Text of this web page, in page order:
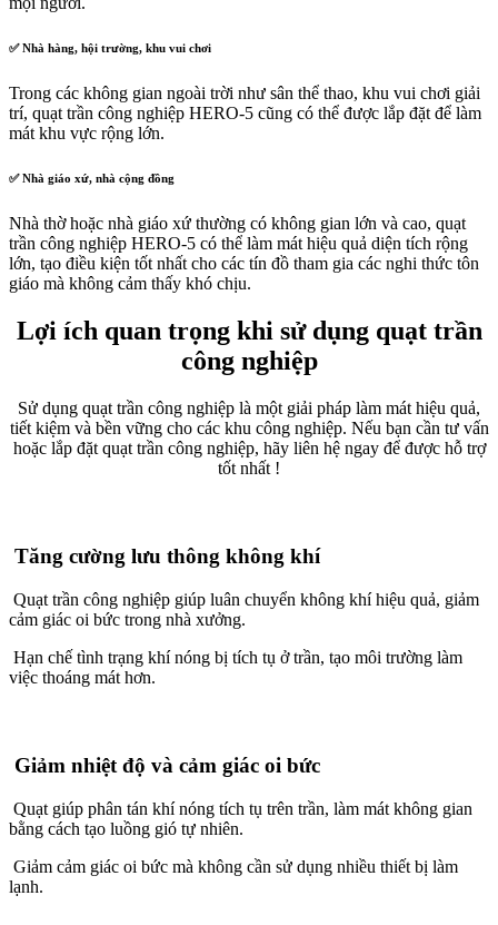
✅ Nhà hàng, hội trường, khu vui chơi
Trong các không gian ngoài trời như sân thể thao, khu vui chơi giải
trí, quạt trần công nghiệp HERO-5 cũng có thể được lắp đặt để làm
mát khu vực rộng lớn.
✅ Nhà giáo xứ, nhà cộng đồng
Nhà thờ hoặc nhà giáo xứ thường có không gian lớn và cao, quạt
trần công nghiệp HERO-5 có thể làm mát hiệu quả diện tích rộng
lớn, tạo điều kiện tốt nhất cho các tín đồ tham gia các nghi thức tôn
giáo mà không cảm thấy khó chịu.
Lợi ích quan trọng khi sử dụng quạt trần
công nghiệp
Sử dụng quạt trần công nghiệp là một giải pháp làm mát hiệu quả,
tiết kiệm và bền vững cho các khu công nghiệp. Nếu bạn cần tư vấn
hoặc lắp đặt quạt trần công nghiệp, hãy liên hệ ngay để được hỗ trợ
tốt nhất !
Tăng cường lưu thông không khí
Quạt trần công nghiệp giúp luân chuyển không khí hiệu quả, giảm
cảm giác oi bức trong nhà xưởng.
Hạn chế tình trạng khí nóng bị tích tụ ở trần, tạo môi trường làm
việc thoáng mát hơn.
Giảm nhiệt độ và cảm giác oi bức
Quạt giúp phân tán khí nóng tích tụ trên trần, làm mát không gian
bằng cách tạo luồng gió tự nhiên.
Giảm cảm giác oi bức mà không cần sử dụng nhiều thiết bị làm
lạnh.